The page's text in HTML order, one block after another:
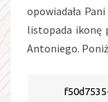
opowiadała
listopada ikonę
Antoniego.